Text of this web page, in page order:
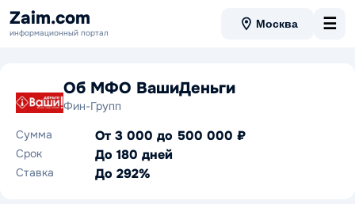
Zaim.com
информационный портал
Москва ☰
Об МФО ВашиДеньги
Фин-Групп
Сумма
От 3 000 до 500 000 ₽
Срок До 180 дней
Ставка До 292%